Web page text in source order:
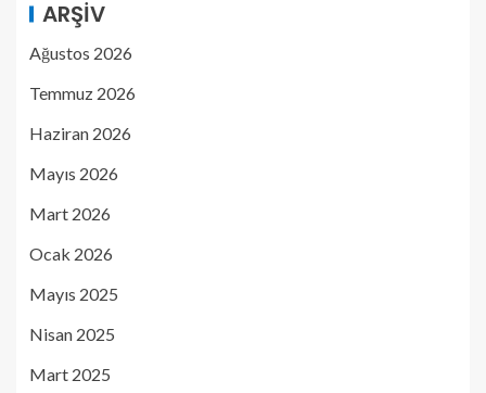
ARŞIV
Ağustos 2026
Temmuz 2026
Haziran 2026
Mayıs 2026
Mart 2026
Ocak 2026
Mayıs 2025
Nisan 2025
Mart 2025